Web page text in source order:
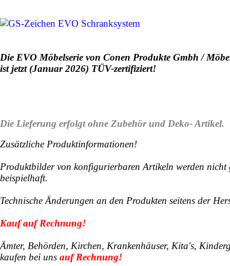
Die EVO Möbelserie von Conen Produkte Gmbh /
ist jetzt (Januar 2026) TÜV-zertifiziert!
Die Lieferung erfolgt ohne Zubehör und Deko- Artikel.
Zusätzliche Produktinformationen!
Produktbilder von konfigurierbaren Artikeln werden
beispielhaft.
Technische Änderungen an den Produkten seitens der
Kauf auf Rechnung!
Ämter, Behörden, Kirchen, Krankenhäuser, Kita's,
kaufen bei uns auf Rechnung!